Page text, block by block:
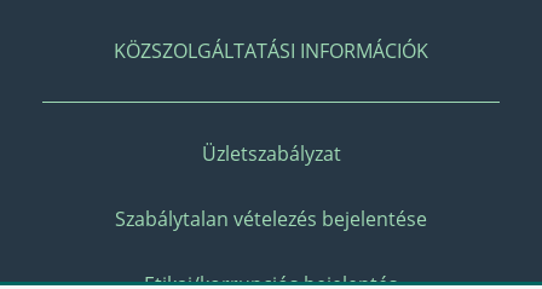
KÖZSZOLGÁLTATÁSI INFORMÁCIÓK
Üzletszabályzat
Szabálytalan vételezés bejelentése